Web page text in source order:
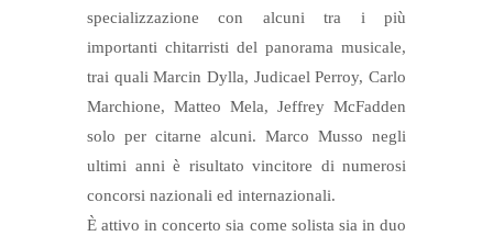
specializzazione con alcuni tra i più
importanti chitarristi del panorama musicale,
trai quali Marcin Dylla, Judicael Perroy, Carlo
Marchione, Matteo Mela, Jeffrey McFadden
solo per citarne alcuni. Marco Musso negli
ultimi anni è risultato vincitore di numerosi
concorsi nazionali ed internazionali.
È attivo in concerto sia come solista sia in duo